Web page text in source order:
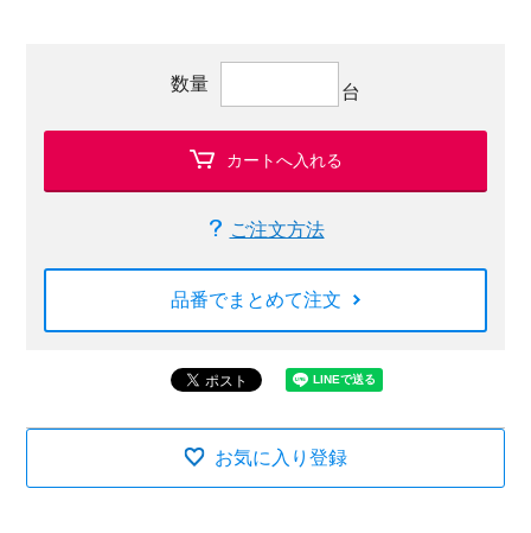
数量 台
カートへ入れる
ご注文方法
品番でまとめて注文
お気に入り登録